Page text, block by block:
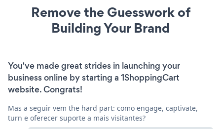
Remove the Guesswork of
Building Your Brand
You've made great strides in launching your
business online by starting a 1ShoppingCart
website. Congrats!
Mas a seguir vem the hard part: como engage, captivate,
turn e oferecer suporte a mais visitantes?